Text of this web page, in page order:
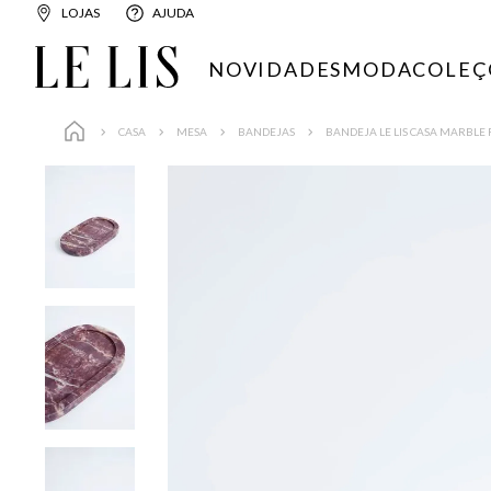
LOJAS AJUDA
NOVIDADESMODA
CASA MESA BANDEJAS BANDEJA LE LIS CASA MARBLE